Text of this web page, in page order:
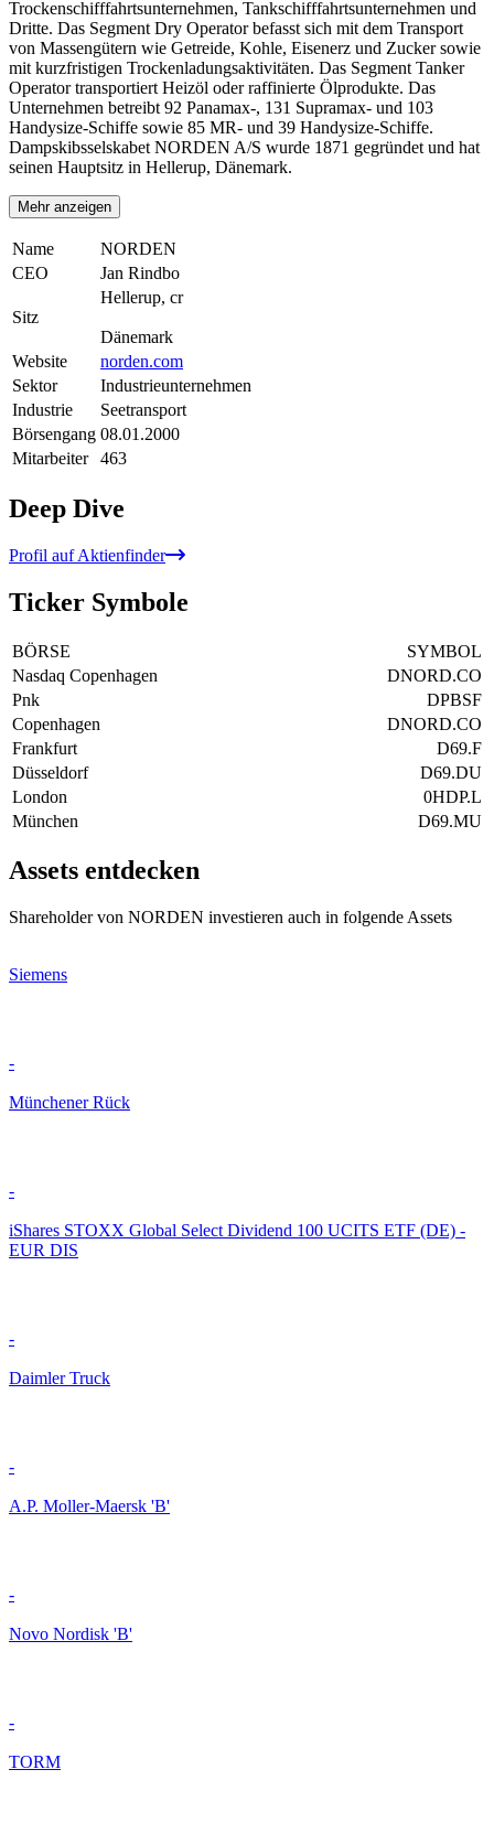
Trockenschifffahrtsunternehmen, Tankschifffahrtsunternehmen und
Dritte. Das Segment Dry Operator befasst sich mit dem Transport
von Massengütern wie Getreide, Kohle, Eisenerz und Zucker sowie
mit kurzfristigen Trockenladungsaktivitäten. Das Segment Tanker
Operator transportiert Heizöl oder raffinierte Ölprodukte. Das
Unternehmen betreibt 92 Panamax-, 131 Supramax- und 103
Handysize-Schiffe sowie 85 MR- und 39 Handysize-Schiffe.
Dampskibsselskabet NORDEN A/S wurde 1871 gegründet und hat
seinen Hauptsitz in Hellerup, Dänemark.
Mehr anzeigen
Name
NORDEN
CEO
Jan Rindbo
Sitz
Hellerup, cr
Dänemark
Website
norden.com
Sektor
Industrieunternehmen
Industrie
Seetransport
Börsengang 08.01.2000
Mitarbeiter
463
Deep Dive
Profil auf Aktienfinder
Ticker Symbole
BÖRSE
SYMBOL
Nasdaq Copenhagen
DNORD.CO
Pnk
DPBSF
Copenhagen
DNORD.CO
Frankfurt
D69.F
Düsseldorf
D69.DU
London
0HDP.L
München
D69.MU
Assets entdecken
Shareholder von NORDEN investieren auch in folgende Assets
Siemens
-
Münchener Rück
-
iShares STOXX Global Select Dividend 100 UCITS ETF (DE) -
EUR DIS
-
Daimler Truck
-
A.P. Moller-Maersk 'B'
-
Novo Nordisk 'B'
-
TORM